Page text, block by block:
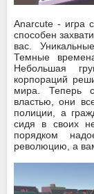
Anarcute - игра
способен
вас.
Темные
Небольшая
корпораций
мира. Теперь
властью, они
полиции, а
сидя в своих
порядком
революцию, а